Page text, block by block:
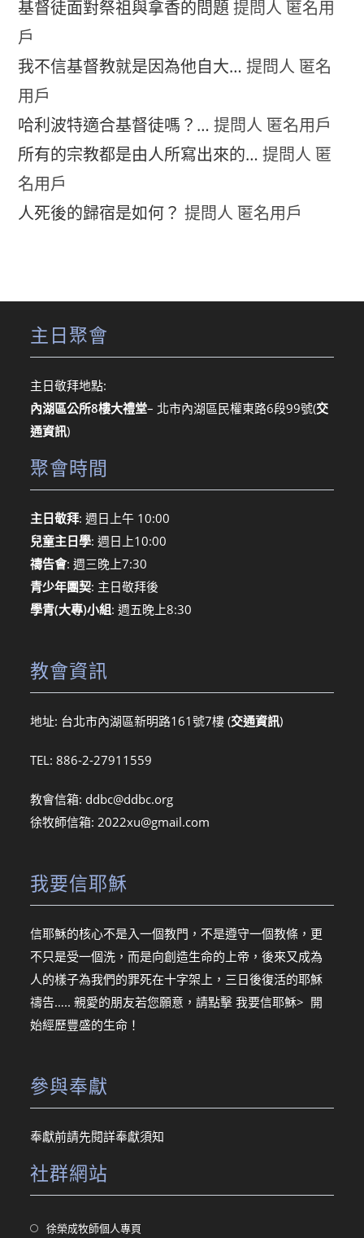
基督徒面對祭祖與拿香的問題 提問人 匿名用
戶
我不信基督教就是因為他自大… 提問人 匿名
用戶
哈利波特適合基督徒嗎？… 提問人 匿名用戶
所有的宗教都是由人所寫出來的… 提問人 匿
名用戶
人死後的歸宿是如何？ 提問人 匿名用戶
主日聚會
主日敬拜地點:
內湖區公所8樓大禮堂– 北市內湖區民權東路6段99號(交
通資訊)
聚會時間
主日敬拜: 週日上午 10:00
兒童主日學: 週日上10:00
禱告會: 週三晚上7:30
青少年團契: 主日敬拜後
學青(大專)小組: 週五晚上8:30
教會資訊
地址: 台北市內湖區新明路161號7樓 (交通資訊)
TEL: 886-2-27911559
教會信箱: ddbc@ddbc.org
徐牧師信箱: 2022xu@gmail.com
我要信耶穌
信耶穌的核心不是入一個教門，不是遵守一個教條，更
不只是受一個洗，而是向創造生命的上帝，後來又成為
人的樣子為我們的罪死在十字架上，三日後復活的耶穌
禱告….. 親愛的朋友若您願意，請點擊我要信耶穌> 開
始經歷豐盛的生命！
參與奉獻
奉獻前請先閱詳奉獻須知
社群網站
徐榮成牧師個人專頁